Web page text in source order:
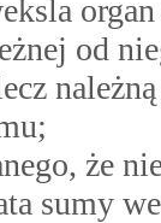
od
że
sumy